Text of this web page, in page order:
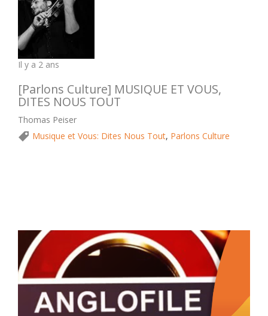
Il y a 2 ans
[Parlons Culture] MUSIQUE ET VOUS,
DITES NOUS TOUT
Thomas Peiser
Musique et Vous: Dites Nous Tout, Parlons Culture